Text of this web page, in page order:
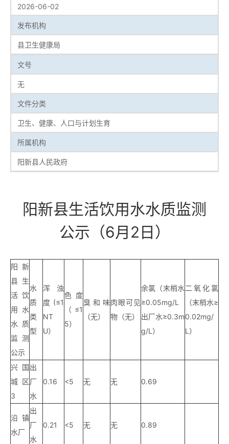
2026-06-02
发布机构
县卫生健康局
文号
无
文件分类
卫生、健康、人口与计划生育
所属机构
阳新县人民政府
阳新县生活饮用水水质监测
公示（6月2日）
阳新
县生
活饮
用水
水质
监测
公示
水
质
类
型
浑浊
度(≤1
NT
U）
色度
（≤1
5）
臭和味
（无）
肉眼可见
物（无）
余氯（末梢水
≥0.05mg/L
出厂水≥0.3m
g/L）
二氧化氯
（末梢水≥
0.02mg/
L）
兴国
城区
3
出
厂
水
0.16 <5 无 无 0.69
沿镇
水厂
出
厂
水
0.21 <5 无 无 0.89